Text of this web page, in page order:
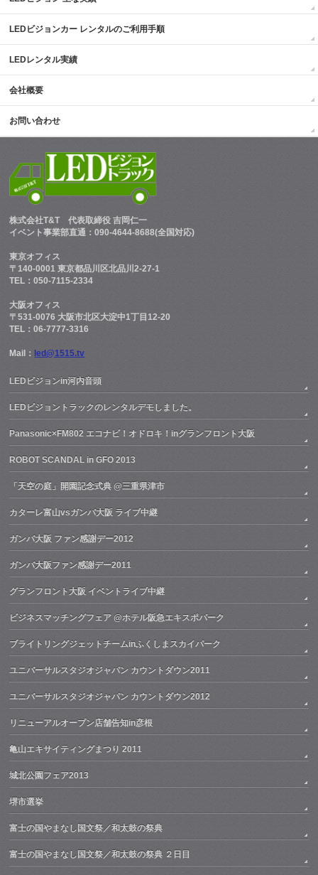
LEDビジョンカー レンタルのご利用手順
LEDレンタル実績
会社概要
お問い合わせ
株式会社T&T 代表取締役 吉岡仁一
イベント事業部直通：090-4644-8688(全国対応)
東京オフィス
〒140-0001 東京都品川区北品川2-27-1
TEL：050-7115-2334
大阪オフィス
〒531-0076 大阪市北区大淀中1丁目12-20
TEL：06-7777-3316
Mail： led@1515.tv
LEDビジョンin河内音頭
LEDビジョントラックのレンタルデモしました。
Panasonic×FM802 エコナビ！オドロキ！inグランフロント大阪
ROBOT SCANDAL in GFO 2013
「天空の庭」開園記念式典 @三重県津市
カターレ富山vsガンバ大阪 ライブ中継
ガンバ大阪 ファン感謝デー2012
ガンバ大阪ファン感謝デー2011
グランフロント大阪 イベントライブ中継
ビジネスマッチングフェア @ホテル阪急エキスポパーク
ブライトリングジェットチームinふくしまスカイパーク
ユニバーサルスタジオジャパン カウントダウン2011
ユニバーサルスタジオジャパン カウントダウン2012
リニューアルオープン店舗告知in彦根
亀山エキサイティングまつり 2011
城北公園フェア2013
堺市選挙
富士の国やまなし国文祭／和太鼓の祭典
富士の国やまなし国文祭／和太鼓の祭典 ２日目